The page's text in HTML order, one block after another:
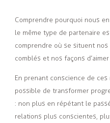
Comprendre pourquoi nous
le même type de partenaire
comprendre où se situent
comblés et nos façons
En prenant conscience de
possible de transformer
: non plus en répétant le
relations plus conscientes,